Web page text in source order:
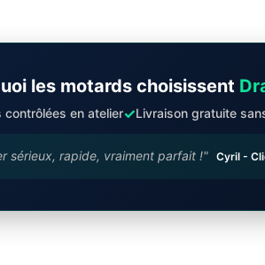
les motards choisissent
contrôlées en atelier✓Livraison gratuite
sérieux, rapide, vraiment parfait !" Cyril -